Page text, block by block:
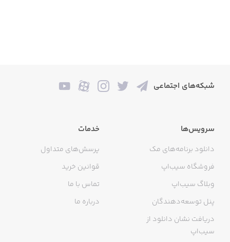
شبکه‌های اجتماعی
سرویس‌ها
دانلود برنامه‌های مک
فروشگاه سیب‌اپ
وبلاگ سیب‌اپ
پنل توسعه‌دهندگان
دریافت نشان دانلود از
سیب‌اپ
خدمات
پرسش‌های متداول
قوانین خرید
تماس با ما
درباره ما